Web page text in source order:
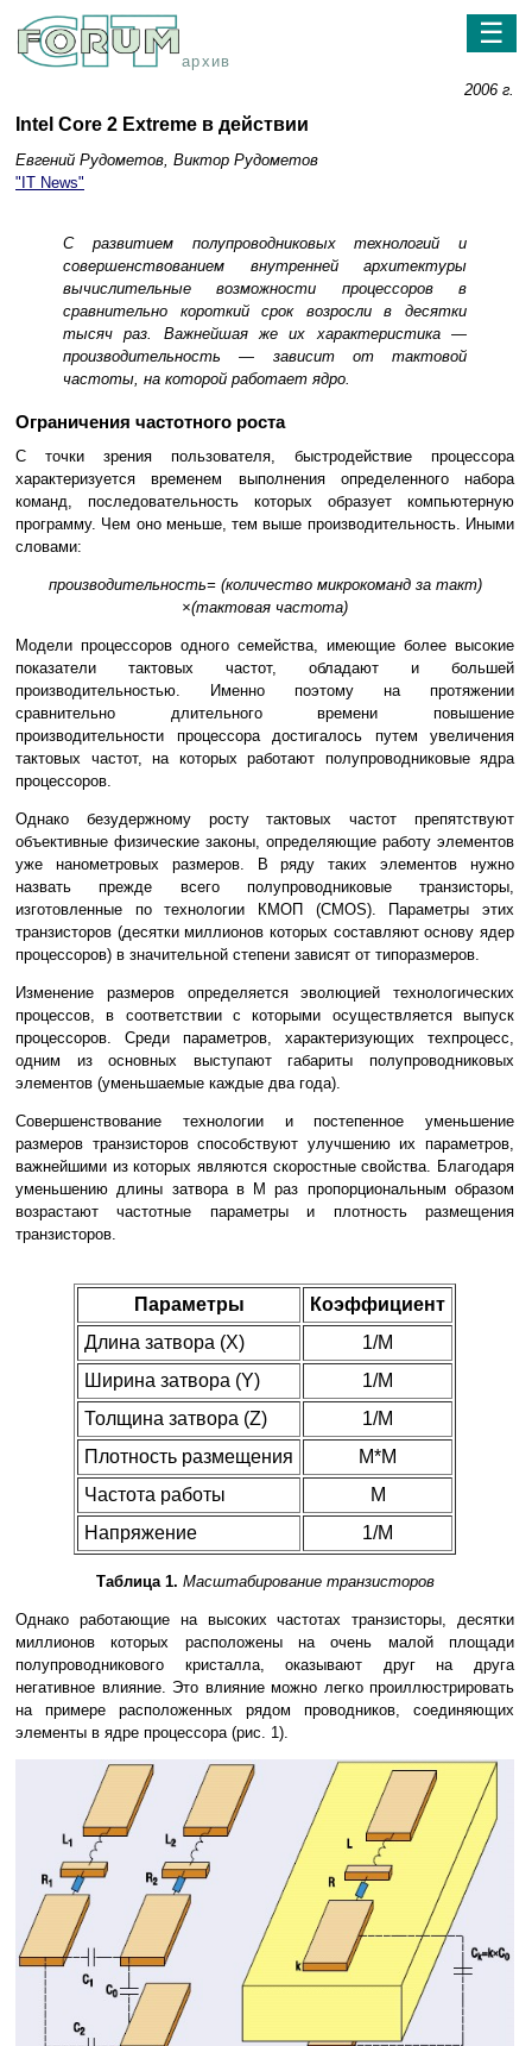
архив
☰
2006 г.
Intel Core 2 Extreme в действии
Евгений Рудометов, Виктор Рудометов
"IT News"
С развитием полупроводниковых технологий и
совершенствованием внутренней архитектуры
вычислительные возможности процессоров в
сравнительно короткий срок возросли в десятки
тысяч раз. Важнейшая же их характеристика —
производительность — зависит от тактовой
частоты, на которой работает ядро.
Ограничения частотного роста
С точки зрения пользователя, быстродействие процессора
характеризуется временем выполнения определенного набора
команд, последовательность которых образует компьютерную
программу. Чем оно меньше, тем выше производительность. Иными
словами:
производительность= (количество микрокоманд за такт)
×(тактовая частота)
Модели процессоров одного семейства, имеющие более высокие
показатели тактовых частот, обладают и большей
производительностью. Именно поэтому на протяжении
сравнительно длительного времени повышение
производительности процессора достигалось путем увеличения
тактовых частот, на которых работают полупроводниковые ядра
процессоров.
Однако безудержному росту тактовых частот препятствуют
объективные физические законы, определяющие работу элементов
уже нанометровых размеров. В ряду таких элементов нужно
назвать прежде всего полупроводниковые транзисторы,
изготовленные по технологии КМОП (CMOS). Параметры этих
транзисторов (десятки миллионов которых составляют основу ядер
процессоров) в значительной степени зависят от типоразмеров.
Изменение размеров определяется эволюцией технологических
процессов, в соответствии с которыми осуществляется выпуск
процессоров. Среди параметров, характеризующих техпроцесс,
одним из основных выступают габариты полупроводниковых
элементов (уменьшаемые каждые два года).
Совершенствование технологии и постепенное уменьшение
размеров транзисторов способствуют улучшению их параметров,
важнейшими из которых являются скоростные свойства. Благодаря
уменьшению длины затвора в М раз пропорциональным образом
возрастают частотные параметры и плотность размещения
транзисторов.
Параметры
Коэффициент
Длина затвора (X)
1/M
Ширина затвора (Y)
1/M
Толщина затвора (Z)
1/M
Плотность размещения
M*M
Частота работы
M
Напряжение
1/M
Таблица 1. Масштабирование транзисторов
Однако работающие на высоких частотах транзисторы, десятки
миллионов которых расположены на очень малой площади
полупроводникового кристалла, оказывают друг на друга
негативное влияние. Это влияние можно легко проиллюстрировать
на примере расположенных рядом проводников, соединяющих
элементы в ядре процессора (рис. 1).